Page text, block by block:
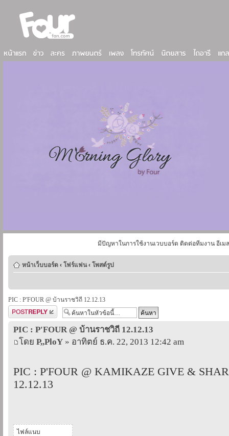
มีปัญหาในการใช้งานเวบบอร์ด ติดต่อทีมงาน อีเม
หน้าเว็บบอร์ด ‹ โฟร์แฟน ‹ โพสต์รูป
PIC : P'FOUR @ บ้านราชวิถี 12.12.13
ตอบกระทู้
PIC : P'FOUR @ บ้านราชวิถี 12.12.13
โดย P,,PloY » อาทิตย์ ธ.ค. 22, 2013 12:42 am
PIC : P'FOUR @ KAMIKAZE GIVE &
12.12.13
ไฟล์แนบ